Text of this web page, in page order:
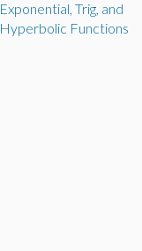
Exponential, Trig, and
Hyperbolic Functions